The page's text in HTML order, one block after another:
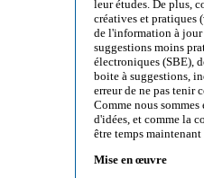
leur études. De plus,
créatives et pratiques
de l'information à jour
suggestions moins
électroniques (SBE),
boite à suggestions,
erreur de ne pas tenir
Comme nous
d'idées, et comme la
être temps
Mise en œuvre